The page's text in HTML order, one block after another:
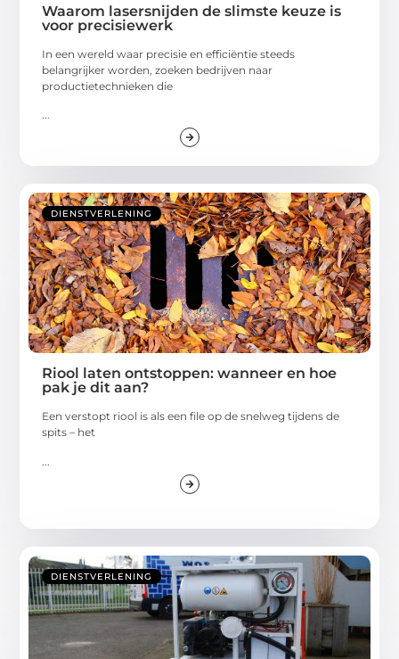
Waarom lasersnijden de slimste keuze is
voor precisiewerk
In een wereld waar precisie en efficiëntie steeds
belangrijker worden, zoeken bedrijven naar
productietechnieken die
...
DIENSTVERLENING
Riool laten ontstoppen: wanneer en hoe
pak je dit aan?
Een verstopt riool is als een file op de snelweg tijdens de
spits – het
DIENSTVERLENING